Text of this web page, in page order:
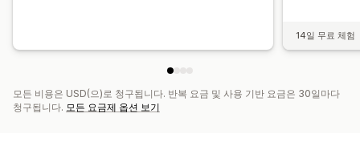
14일 무료 체험
모든 비용은 USD(으)로 청구됩니다. 반복 요금 및 사용 기반 요금은 30일마다
청구됩니다. 모든 요금제 옵션 보기